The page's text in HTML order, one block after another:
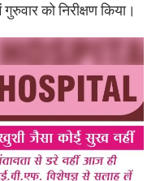
को निरीक्षण किया।